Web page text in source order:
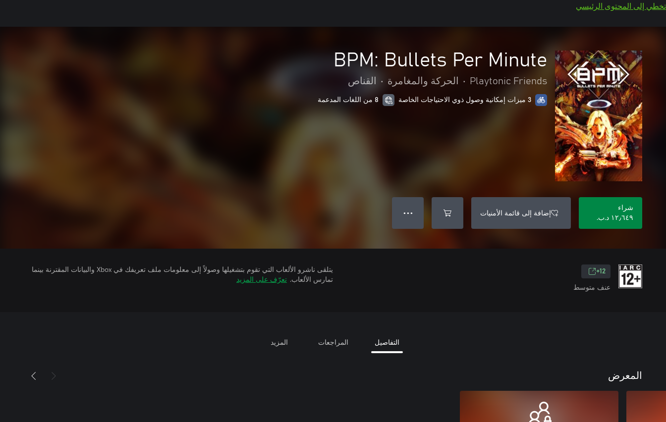
تخطي إلى المحتوى الرئيسي
BPM: Bullets Per Minute
Playtonic Friends
• الحركة والمغامرة • القناص
3 ميزات إمكانية وصول ذوي الاحتياجات الخاصة 8 من اللغات المدعمة
شراء
١٢٫٦٤٩ د.ب.‏
إضافة إلى قائمة الأمنيات ● ● ●
12+
عنف متوسط
يتلقى ناشرو الألعاب التي تقوم بتشغيلها وصولاً إلى معلومات ملف تعريفك في Xbox والبيانات المقترنة بينما
تمارس الألعاب. تعرّف على المزيد
التفاصيل المراجعات المزيد
المعرض